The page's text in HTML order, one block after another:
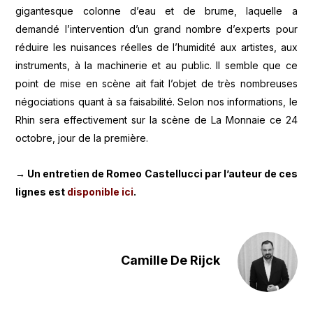
gigantesque colonne d’eau et de brume, laquelle a
demandé l’intervention d’un grand nombre d’experts pour
réduire les nuisances réelles de l’humidité aux artistes, aux
instruments, à la machinerie et au public. Il semble que ce
point de mise en scène ait fait l’objet de très nombreuses
négociations quant à sa faisabilité. Selon nos informations, le
Rhin sera effectivement sur la scène de La Monnaie ce 24
octobre, jour de la première.
→ Un entretien de Romeo Castellucci par l’auteur de ces
lignes est disponible ici.
Camille De Rijck